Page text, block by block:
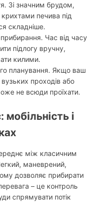
Зі значним брудом,
печива під
складніше.
Час від часу
підлогу вручну,
килими.
планування. Якщо ваш
проходів або
не всюди проїхати.
і
між класичним
маневрений,
дозволяє прибирати
– це контроль
спрямувати потік